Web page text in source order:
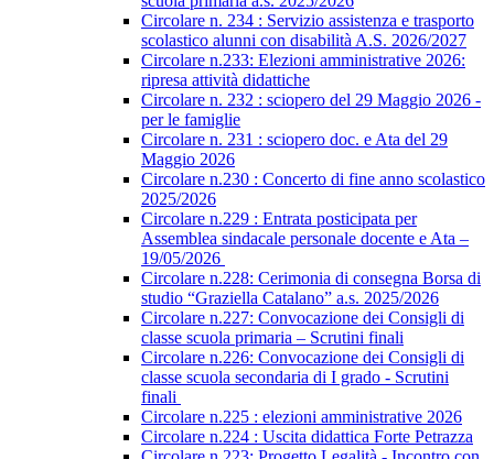
Circolare n. 234 : Servizio assistenza e trasporto
scolastico alunni con disabilità A.S. 2026/2027
Circolare n.233: Elezioni amministrative 2026:
ripresa attività didattiche
Circolare n. 232 : sciopero del 29 Maggio 2026 -
per le famiglie
Circolare n. 231 : sciopero doc. e Ata del 29
Maggio 2026
Circolare n.230 : Concerto di fine anno scolastico
2025/2026
Circolare n.229 : Entrata posticipata per
Assemblea sindacale personale docente e Ata –
19/05/2026
Circolare n.228: Cerimonia di consegna Borsa di
studio “Graziella Catalano” a.s. 2025/2026
Circolare n.227: Convocazione dei Consigli di
classe scuola primaria – Scrutini finali
Circolare n.226: Convocazione dei Consigli di
classe scuola secondaria di I grado - Scrutini
finali
Circolare n.225 : elezioni amministrative 2026
Circolare n.224 : Uscita didattica Forte Petrazza